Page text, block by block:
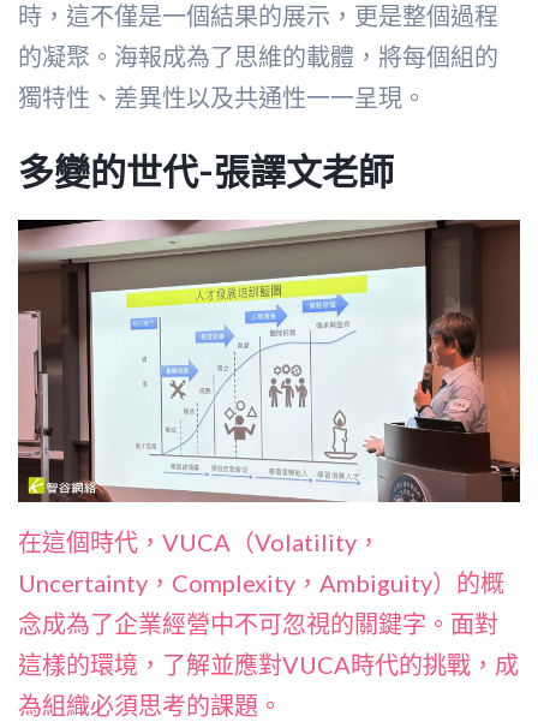
時，這不僅是一個結果的展示，更是整個過程
的凝聚。海報成為了思維的載體，將每個組的
獨特性、差異性以及共通性一一呈現。
多變的世代-張譯文老師
在這個時代，VUCA（Volatility，
Uncertainty，Complexity，Ambiguity）的概
念成為了企業經營中不可忽視的關鍵字。面對
這樣的環境，了解並應對VUCA時代的挑戰，成
為組織必須思考的課題。